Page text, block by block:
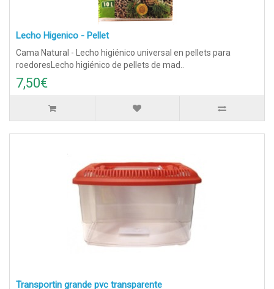
Lecho Higenico - Pellet
Cama Natural - Lecho higiénico universal en pellets para
roedoresLecho higiénico de pellets de mad..
7,50€
Transportin grande pvc transparente